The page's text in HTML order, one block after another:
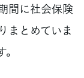
間に社会保険
まとめていま